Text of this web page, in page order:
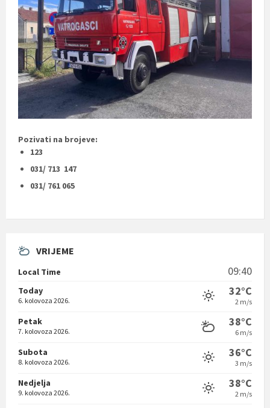
Pozivati na brojeve:
123
031/ 713 147
031/ 761 065
VRIJEME
Local Time 09:40
Today
6. kolovoza 2026.
32°C
2 m/s
Petak
7. kolovoza 2026.
38°C
6 m/s
Subota
8. kolovoza 2026.
36°C
3 m/s
Nedjelja
9. kolovoza 2026.
38°C
2 m/s